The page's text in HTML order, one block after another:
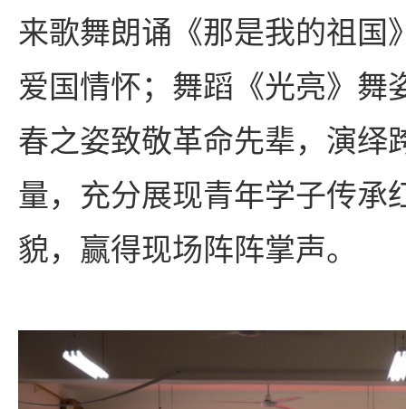
来歌舞朗诵《那是我的祖国
爱国情怀；舞蹈《光亮》舞
春之姿致敬革命先辈，演绎
量，充分展现青年学子传承
貌，赢得现场阵阵掌声。